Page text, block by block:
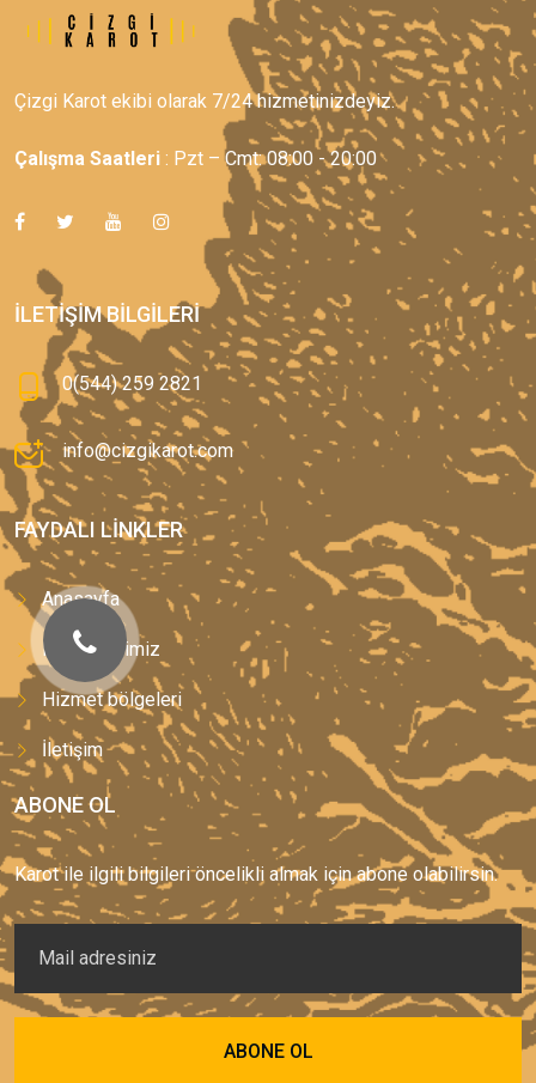
Çizgi Karot ekibi olarak 7/24 hizmetinizdeyiz.
Çalışma Saatleri : Pzt – Cmt: 08:00 - 20:00
İLETIŞIM BILGILERI
0(544) 259 2821
info@cizgikarot.com
FAYDALI LINKLER
Anasayfa
Hizmetlerimiz
Hizmet bölgeleri
İletişim
ABONE OL
Karot ile ilgili bilgileri öncelikli almak için abone olabilirsin.